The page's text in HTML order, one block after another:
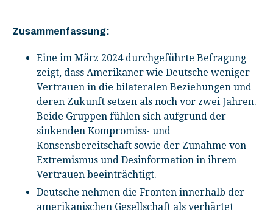
Zusammenfassung:
Eine im März 2024 durchgeführte Befragung
zeigt, dass Amerikaner wie Deutsche weniger
Vertrauen in die bilateralen Beziehungen und
deren Zukunft setzen als noch vor zwei Jahren.
Beide Gruppen fühlen sich aufgrund der
sinkenden Kompromiss- und
Konsensbereitschaft sowie der Zunahme von
Extremismus und Desinformation in ihrem
Vertrauen beeinträchtigt.
Deutsche nehmen die Fronten innerhalb der
amerikanischen Gesellschaft als verhärtet